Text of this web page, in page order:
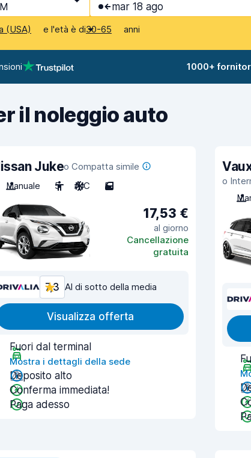
mar 18 ago
(USA) e l'età è di30-65 anni
1000+
il noleggio auto
Jukeo Compatta simile
Manuale
5 A/C 5
17,53 €
al giorno
Cancellazione
gratuita
7,3 Al di sotto della media
Visualizza offerta
Fuori dal terminal
Mostra i dettagli della sede
Deposito alto
Conferma immediata!
Paga adesso
o